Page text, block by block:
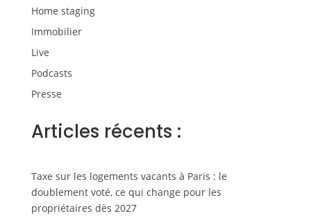
Home staging
Immobilier
Live
Podcasts
Presse
Articles récents :
Taxe sur les logements vacants à Paris : le
doublement voté, ce qui change pour les
propriétaires dès 2027